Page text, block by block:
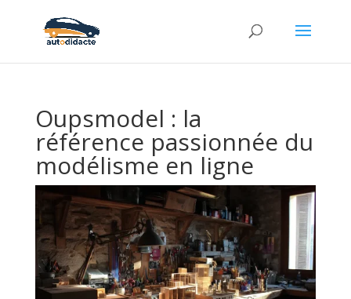
Oupsmodel : la
référence passionnée du
modélisme en ligne